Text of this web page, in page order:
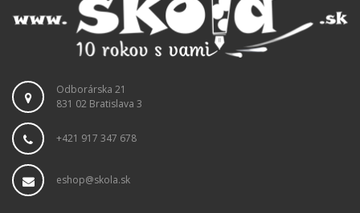
Odborárska 21
831 02 Bratislava 3
+421 917 347 678
eshop@skola.sk